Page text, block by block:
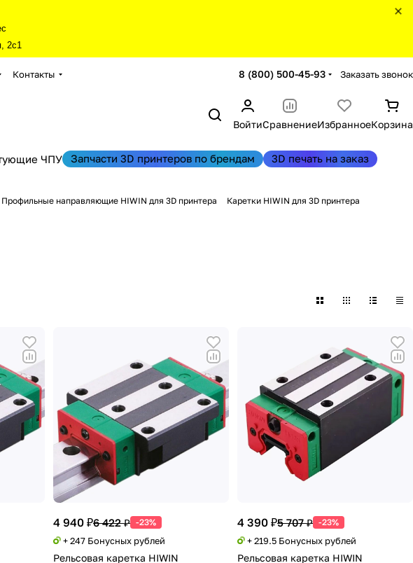
2с1
Контакты 8 (800) 500-45-93 Заказать звонок
ВойтиСравнениеИзбранноеКорзина
ЧПУ Запчасти 3D принтеров по брендам 3D печать на заказ
Профильные направляющие HIWIN для 3D принтера Каретки HIWIN для 3D принтера
4 940 ₽6 422 ₽ -23%
+ 247 Бонусных рублей
Рельсовая каретка HIWIN
4 390 ₽5 707 ₽ -23%
+ 219.5 Бонусных рублей
Рельсовая каретка HIWIN